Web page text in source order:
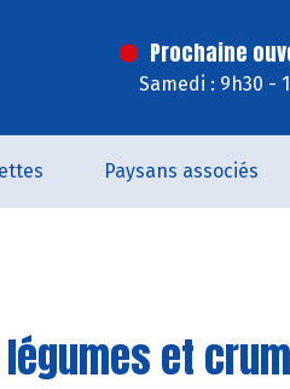
Prochaine
Samedi : 9h30 -
Paysans associés
légumes et